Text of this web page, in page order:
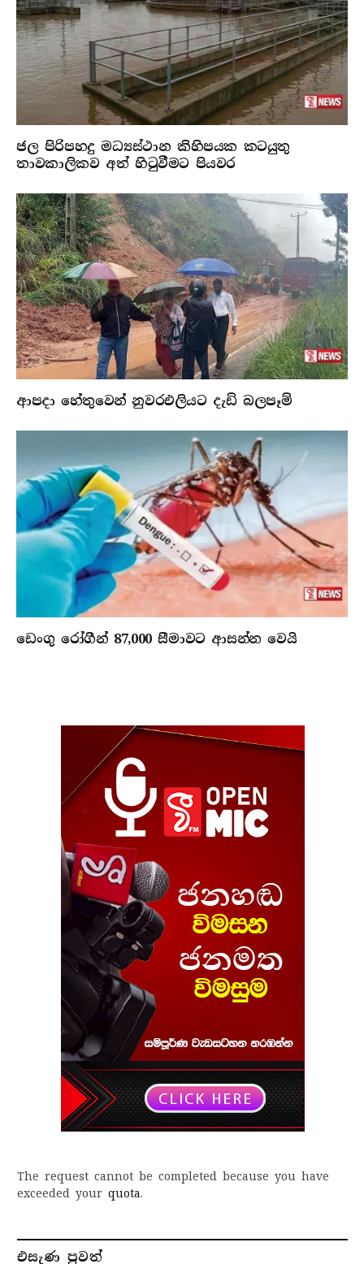
ජල පිරිපහදු මධ්‍යස්ථාන කිහිපයක කටයුතු
තාවකාලිකව අත් හිටුවීමට පියවර
ආපදා හේතුවෙන් නුවරඑලියට දැඩි බලපෑම්
ඩෙංගු රෝගීන් 87,000 සීමාවට ආසන්න වෙයි
The request cannot be completed because you have
exceeded your quota.
එසැණ පුව​ත්